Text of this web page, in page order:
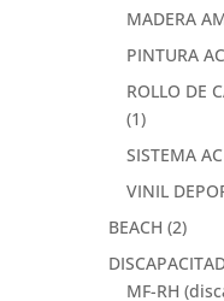
MADERA
PINTURA
ROLLO DE
(1)
SISTEMA
VINIL
BEACH (2)
MF-RH